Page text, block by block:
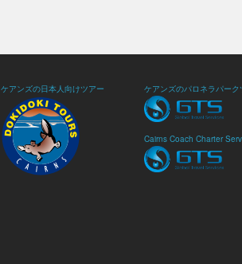
ケアンズの日本人向けツアー ケアンズのパロネラパーク
Cairns Coach Charter